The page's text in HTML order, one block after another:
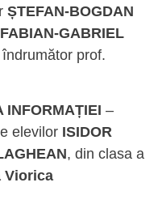
ȘTEFAN-BOGDAN
FABIAN-GABRIEL
prof.
INFORMAȚIEI –
elevilor ISIDOR
, din clasa a
Viorica